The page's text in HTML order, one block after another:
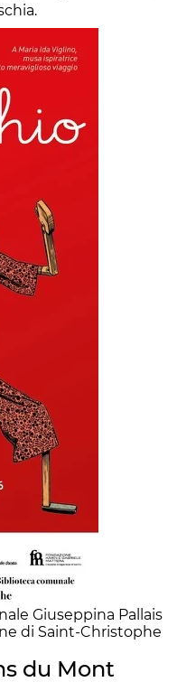
Giuseppina Pallais
di Saint-Christophe
du Mont